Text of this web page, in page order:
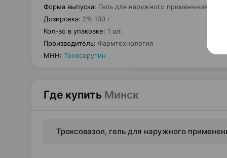
Форма выпуска: Гель для наружного применения
Дозировка: 2% 100 г
Кол-во в упаковке: 1 шт.
Производитель: Фармтехнология
МНН: Троксерутин
Где купить Минск
Троксовазол, гель для наружного